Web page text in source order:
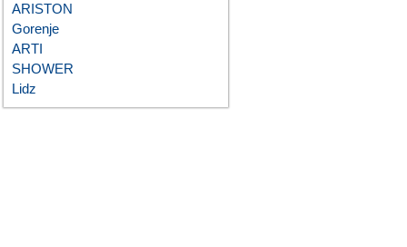
ARISTON
Gorenje
ARTI
SHOWER
Lidz